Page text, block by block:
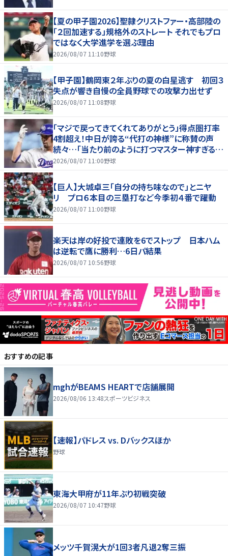
【夏の甲子園2026】聖隷クリストファー・高部陸の
「２回加速する」規格外のストレート それでもプロ
ではなく大学進学を選ぶ理由
2026/08/07 11:10野球
【甲子園】鶴岡東２年ぶりの夏の白星逃す 初回３
失点が響き自慢の全員野球での攻撃力出せず
2026/08/07 11:08野球
「マジで戻ってきてくれてありがとう」得点圏打率
4割超え！中日が誇る“代打の神様”に称賛の声
続々…「当たり前のように打つマスター神すぎる」
「また初球で決めたな」
2026/08/07 11:00野球
【巨人】大城卓三「自分の持ち味なので」とニヤ
リ プロ６本目の三塁打など今季初４番で躍動
2026/08/07 11:00野球
楽天は岸の好投で連敗を6でストップ 日本ハム
は逆転で鷹に勝利…6日パ結果
2026/08/07 10:56野球
おすすめの記事
mghがBEAMS HEARTで店舗展開
2026/08/06 13:48スポーツビジネス
【速報】パドレス vs. Dバックスほか
野球
東海大甲府が11年ぶり初戦突破
2026/08/07 10:47野球
メッツ千賀滉大が1回3者凡退2奪三振